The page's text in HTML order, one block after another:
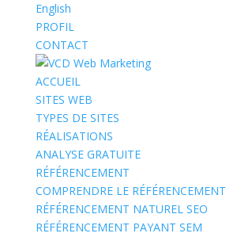
English
PROFIL
CONTACT
ACCUEIL
SITES WEB
TYPES DE SITES
RÉALISATIONS
ANALYSE GRATUITE
RÉFÉRENCEMENT
COMPRENDRE LE RÉFÉRENCEMENT
RÉFÉRENCEMENT NATUREL SEO
RÉFÉRENCEMENT PAYANT SEM